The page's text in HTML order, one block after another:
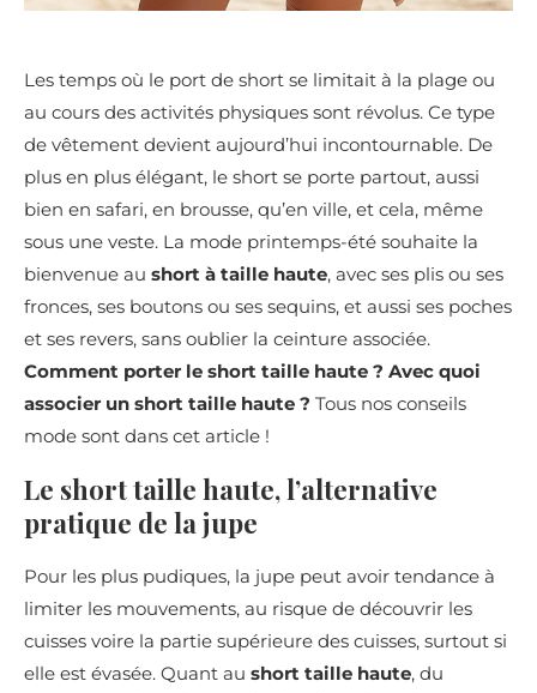
Les temps où le port de short se limitait à la plage ou
au cours des activités physiques sont révolus. Ce type
de vêtement devient aujourd’hui incontournable. De
plus en plus élégant, le short se porte partout, aussi
bien en safari, en brousse, qu’en ville, et cela, même
sous une veste. La mode printemps-été souhaite la
bienvenue au short à taille haute, avec ses plis ou ses
fronces, ses boutons ou ses sequins, et aussi ses poches
et ses revers, sans oublier la ceinture associée.
Comment porter le short taille haute ? Avec quoi
associer un short taille haute ? Tous nos conseils
mode sont dans cet article !
Le short taille haute, l’alternative
pratique de la jupe
Pour les plus pudiques, la jupe peut avoir tendance à
limiter les mouvements, au risque de découvrir les
cuisses voire la partie supérieure des cuisses, surtout si
elle est évasée. Quant au short taille haute, du